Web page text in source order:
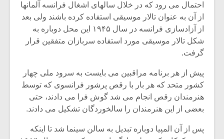
احتمال می رود که در خلال سالهای اشغال فرانسه آلمانها
از آن به عنوان تالار موسیقی استفاده کرده باشند ولی بعد
از آزادسازی فرانسه در سال ۱۹۴۵ این محل دوباره به
شکل تالار موسیقی مورد استفاده سربازان متفقین قرار
گرفت.
پیش از هر برنامه مراقبین می بایست به سرود ملی چهار
کشور متحد که هر بار با رقص پرشور فرانسوی که توسط
هنرمندان رقص انجام می شد گوش فرا می دادند، حتی
بعضی از این هنرمندان را سالخوردگان تشکیل می دادند.
پس از آن المپیا دوباره تبدیل به سالن سینما شد تا اینکه